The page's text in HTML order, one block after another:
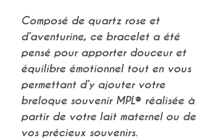
Composé de quartz rose et
d’aventurine, ce bracelet a été
pensé pour apporter douceur et
équilibre émotionneltout en vous
permettant d’y ajouter votre
breloque souvenir MPL® réalisée à
partir de votre lait maternelou de
vos précieux souvenirs.